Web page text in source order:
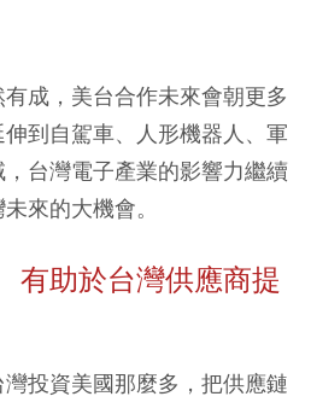
成，美台合作未來會朝更多
到自駕車、人形機器人、軍
台灣電子產業的影響力繼續
來的大機會。
助於台灣供應商提
投資美國那麼多，把供應鏈